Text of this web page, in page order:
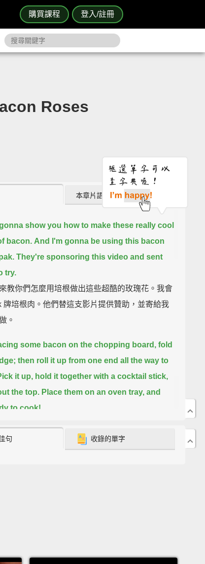
購買課程 登入/註冊
Roses
本章片語 (0)
show you how to make these really cool
bacon. And I'm gonna be using this bacon
They're sponsoring this video and sent
try.
教你們怎麼用培根做出這些超酷的玫瑰花。我會
牌培根肉。他們替這支影片提供贊助，並寄給我
。
some bacon on the chopping board, fold
then roll it up from one end all the way to
it up, hold it together with a cocktail stick,
the top. Place them on an oven tray, and
to cook!
根、用牙籤把它固定在一起，然後敞開頂端。將
crispy on the outside and cooked all
句 收錄的單字